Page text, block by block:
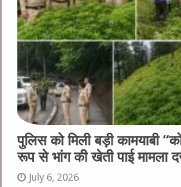
पुलिस को मिली बड़ी कामयाबी
रूप से भांग की खेती पाई मामला
July 6, 2026